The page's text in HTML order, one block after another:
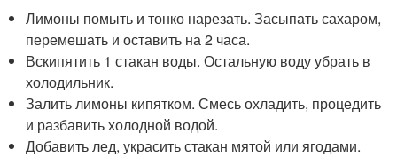
Лимоны помыть и тонко нарезать. Засыпать сахаром,
перемешать и оставить на 2 часа.
Вскипятить 1 стакан воды. Остальную воду убрать в
холодильник.
Залить лимоны кипятком. Смесь охладить, процедить
и разбавить холодной водой.
Добавить лед, украсить стакан мятой или ягодами.